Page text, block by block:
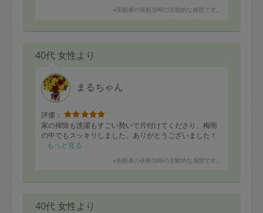
※依頼者の依頼当時の主観的な感想です。
40代 女性より
まるちゃん
評価：
家の掃除も洗濯もすごい勢いで片付けてくださり、梅雨
の中でもスッキリしました。ありがとうございました！
もっと見る
※依頼者の依頼当時の主観的な感想です。
40代 女性より